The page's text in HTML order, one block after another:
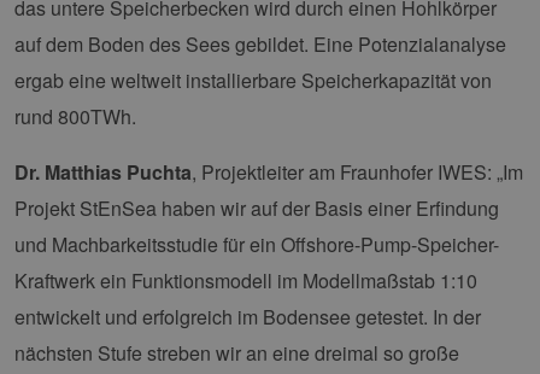
das untere Speicherbecken wird durch einen Hohlkörper
auf dem Boden des Sees gebildet. Eine Potenzialanalyse
ergab eine weltweit installierbare Speicherkapazität von
rund 800TWh.
Dr. Matthias Puchta, Projektleiter am Fraunhofer IWES: „Im
Projekt StEnSea haben wir auf der Basis einer Erfindung
und Machbarkeitsstudie für ein Offshore-Pump-Speicher-
Kraftwerk ein Funktionsmodell im Modellmaßstab 1:10
entwickelt und erfolgreich im Bodensee getestet. In der
nächsten Stufe streben wir an eine dreimal so große